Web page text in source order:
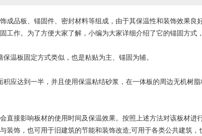
成品板、锚固件、密封材料等组成，由于其保温性和装饰效果良
工作。为了方便大家了解，小编为大家详细介绍了它的锚固方式
板固定方式类似，也是粘贴为主、锚固为辅。
达到一半，并且使用保温粘结砂浆，在一体板的周边无机树脂
接影响板材的使用时间及保温效果。按照上述方法对该板材进
装饰，也可用于旧建筑的节能和装饰改造;可用于各类公共建筑，